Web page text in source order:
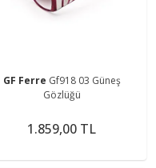
GF Ferre Gf918 03 Güneş
Gözlüğü
1.859,00 TL